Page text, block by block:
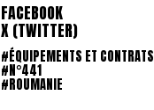
FACEBOOK
X (TWITTER)
#ÉQUIPEMENTS ET CONTRATS
#N°441
#ROUMANIE